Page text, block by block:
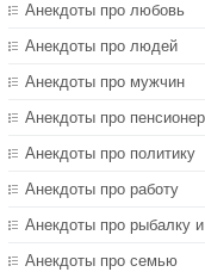
Анекдоты про любовь
Анекдоты про людей
Анекдоты про мужчин
Анекдоты про
Анекдоты про политику
Анекдоты про работу
Анекдоты про рыбалку
Анекдоты про семью